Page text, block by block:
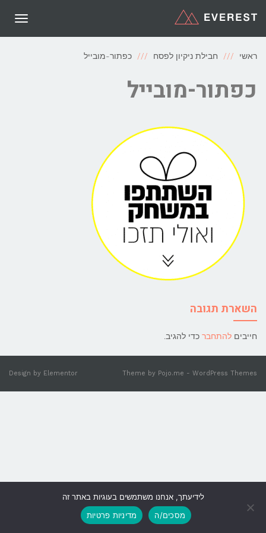
ראשי חבילת ניקיון לפסח כפתור-מובייל
כפתור-מובייל
השארת תגובה
חייבים להתחבר כדי להגיב.
Theme by Pojo.me - WordPress Themes
Design by Elementor
גלילה
לראש
לידיעתך, אנחנו משתמשים בעוגיות באתר זה
מסכים/ה
מדיניות פרטיות